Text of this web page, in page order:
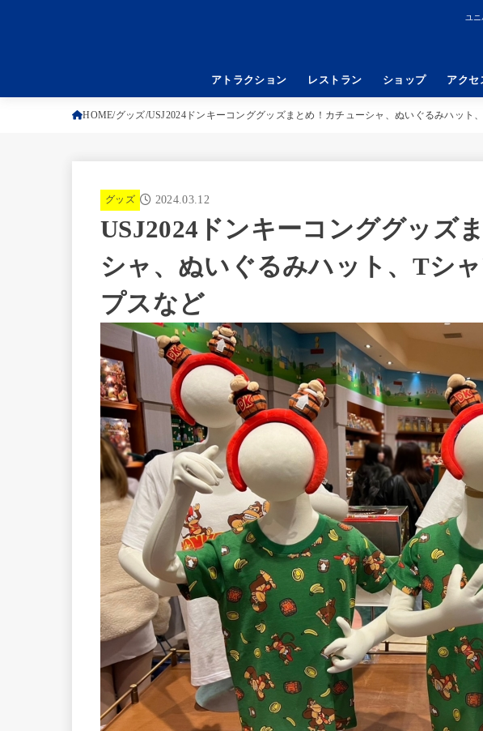
ユ
アトラクション レストラン ショップ アクセ
HOME グッズ USJ2024ドンキーコンググッズまとめ！カチューシャ、ぬいぐるみハット
グッズ 2024.03.12
USJ2024ドンキーコンググッズ
シャ、ぬいぐるみハット、Tシ
プスなど